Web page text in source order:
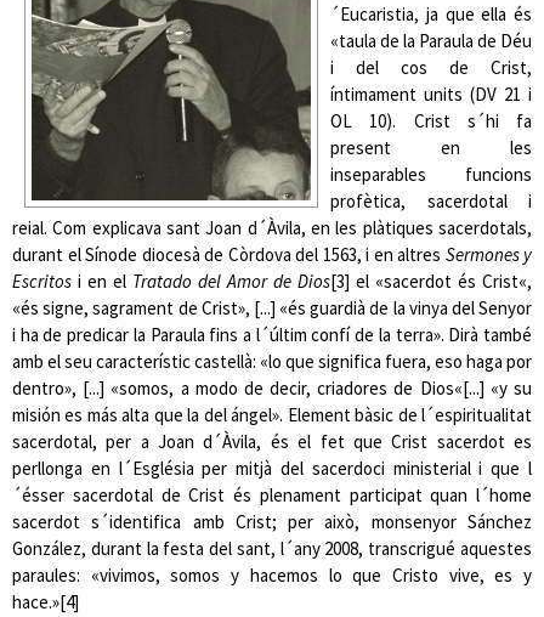
´Eucaristia, ja que ella és
«taula de la Paraula de Déu
i del cos de Crist,
íntimament units (DV 21 i
OL 10). Crist s´hi fa
present en les
inseparables funcions
profètica, sacerdotal i
reial. Com explicava sant Joan d´Àvila, en les plàtiques sacerdotals,
durant el Sínode diocesà de Còrdova del 1563, i en altres Sermones y
Escritos i en el Tratado del Amor de Dios[3] el «sacerdot és Crist«,
«és signe, sagrament de Crist», [...] «és guardià de la vinya del Senyor
i ha de predicar la Paraula fins a l´últim confí de la terra». Dirà també
amb el seu característic castellà: «lo que significa fuera, eso haga por
dentro», [...] «somos, a modo de decir, criadores de Dios«[...] «y su
misión es más alta que la del ángel». Element bàsic de l´espiritualitat
sacerdotal, per a Joan d´Àvila, és el fet que Crist sacerdot es
perllonga en l´Església per mitjà del sacerdoci ministerial i que l
´ésser sacerdotal de Crist és plenament participat quan l´home
sacerdot s´identifica amb Crist; per això, monsenyor Sánchez
González, durant la festa del sant, l´any 2008, transcrigué aquestes
paraules: «vivimos, somos y hacemos lo que Cristo vive, es y
hace.»[4]